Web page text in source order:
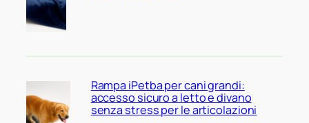
Rampa iPetba per cani grandi:
accesso sicuro a letto e divano
senza stress per le articolazioni